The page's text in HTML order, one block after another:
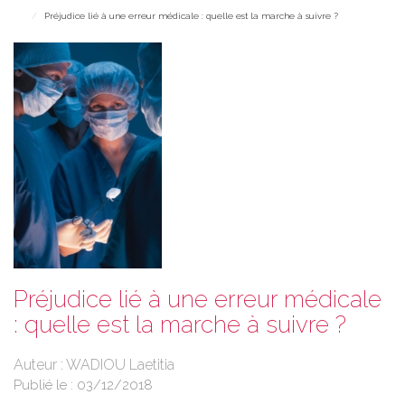
Préjudice lié à une erreur médicale : quelle est la marche à suivre ?
Préjudice lié à une erreur médicale
: quelle est la marche à suivre ?
Auteur : WADIOU Laetitia
Publié le : 03/12/2018